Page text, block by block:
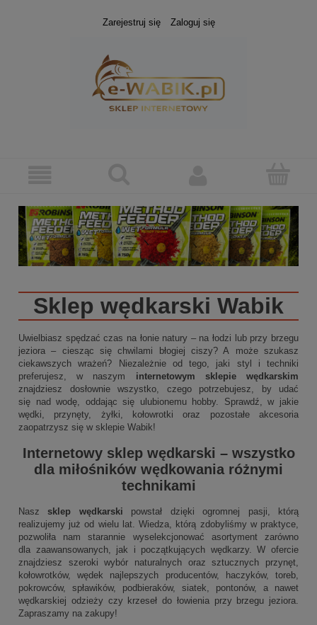
Zarejestruj się Zaloguj się
Sklep wędkarski Wabik
Uwielbiasz spędzać czas na łonie natury – na łodzi lub przy brzegu
jeziora – ciesząc się chwilami błogiej ciszy? A może szukasz
ciekawszych wrażeń? Niezależnie od tego, jaki styl i techniki
preferujesz, w naszym internetowym sklepie wędkarskim
znajdziesz dosłownie wszystko, czego potrzebujesz, by udać
się nad wodę, oddając się ulubionemu hobby. Sprawdź, w jakie
wędki, przynęty, żyłki, kołowrotki oraz pozostałe akcesoria
zaopatrzysz się w sklepie Wabik!
Internetowy sklep wędkarski – wszystko
dla miłośników wędkowania różnymi
technikami
Naszsklep wędkarski powstał dzięki ogromnej pasji, którą
realizujemy już od wielu lat. Wiedza, którą zdobyliśmy w praktyce,
pozwoliła nam starannie wyselekcjonować asortyment zarówno
dla zaawansowanych, jak i początkujących wędkarzy. W ofercie
znajdziesz szeroki wybór naturalnych oraz sztucznych przynęt,
kołowrotków, wędek najlepszych producentów, haczyków, toreb,
pokrowców, spławików, podbieraków, siatek, pontonów, a nawet
wędkarskiej odzieży czy krzeseł do łowienia przy brzegu jeziora.
Zapraszamy na zakupy!